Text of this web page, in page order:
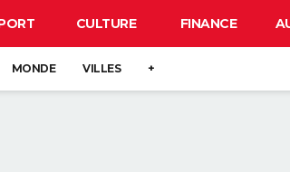
CULTURE FINANCE
MONDE VILLES +